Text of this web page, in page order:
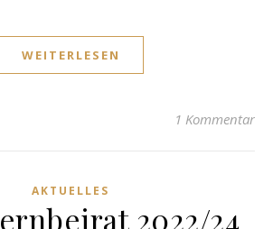
WEITERLESEN
1 Kommentar
AKTUELLES
2022/24